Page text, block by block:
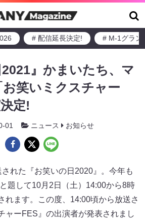
# 配信延長決定! # M-1グラン
2021』かまいたち、マ
笑いミクスチャー
定!
01 ニュース お知らせ
れた『お笑いの日2020』。今年も
題して10月2日（土）14:00から8時
れます。この度、14:00頃から放送さ
ャーFES』の出演者が発表されまし